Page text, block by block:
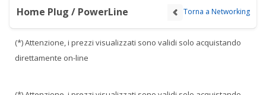
Home Plug / PowerLine Torna a Networking
(*) Attenzione, i prezzi visualizzati sono validi solo acquistando
direttamente on-line